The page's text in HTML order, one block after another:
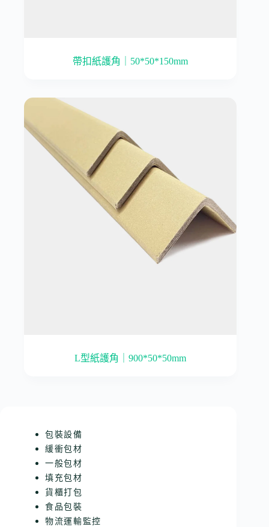
帶扣紙護角｜50*50*150mm
L型紙護角｜900*50*50mm
包裝設備
緩衝包材
一般包材
填充包材
貨櫃打包
食品包裝
物流運輸監控